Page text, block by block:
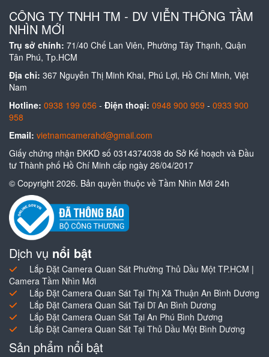
CÔNG TY TNHH TM - DV VIỄN THÔNG TẦM
NHÌN MỚI
Trụ sở chính: 71/40 Chế Lan Viên, Phường Tây Thạnh, Quận
Tân Phú, Tp.HCM
Địa chỉ: 367 Nguyễn Thị Minh Khai, Phú Lợi, Hồ Chí Minh, Việt
Nam
Hotline: 0938 199 056 - Điện thoại: 0948 900 959 - 0933 900
958
Email: vietnamcamerahd@gmail.com
Giấy chứng nhận ĐKKD số 0314374038 do Sở Kế hoạch và Đầu
tư Thành phố Hồ Chí Minh cấp ngày 26/04/2017
© Copyright 2026. Bản quyền thuộc về Tầm Nhìn Mới 24h
Dịch vụ nổi bật
Lắp Đặt Camera Quan Sát Phường Thủ Dầu Một TP.HCM |
Camera Tầm Nhìn Mới
Lắp Đặt Camera Quan Sát Tại Thị Xã Thuận An Bình Dương
Lắp Đặt Camera Quan Sát Tại Dĩ An Bình Dương
Lắp Đặt Camera Quan Sát Tại An Phú Bình Dương
Lắp Đặt Camera Quan Sát Tại Thủ Dầu Một Bình Dương
Sản phẩm nổi bật